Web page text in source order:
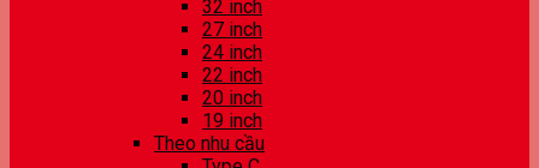
32 inch
27 inch
24 inch
22 inch
20 inch
19 inch
Theo nhu cầu